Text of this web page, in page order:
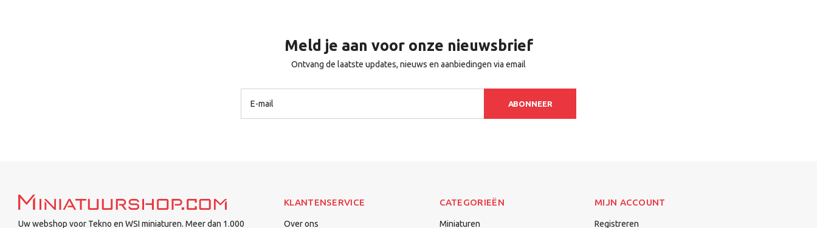
Meld je aan voor onze nieuwsbrief
Ontvang de laatste updates, nieuws en aanbiedingen via email
ABONNEER
Uw webshop voor Tekno en WSI miniaturen. Meer dan 1.000
KLANTENSERVICE
Over ons
CATEGORIEËN
Miniaturen
MIJN ACCOUNT
Registreren